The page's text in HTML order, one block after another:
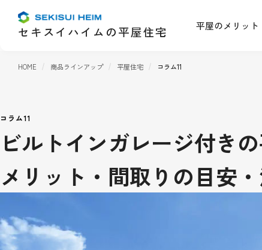
セキスイハイムの平屋住宅 平屋のメリット
HOME 商品ラインアップ 平屋住宅 コラム11
コラム11
ビルトインガレージ付き
メリット・間取りの目安